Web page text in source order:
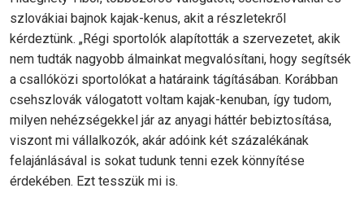
szlovákiai bajnok kajak-kenus, akit a részletekről
kérdeztünk. „Régi sportolók alapították a szervezetet, akik
nem tudták nagyobb álmainkat megvalósítani, hogy segítsék
a csallóközi sportolókat a határaink tágításában. Korábban
csehszlovák válogatott voltam kajak-kenuban, így tudom,
milyen nehézségekkel jár az anyagi háttér bebiztosítása,
viszont mi vállalkozók, akár adóink két százalékának
felajánlásával is sokat tudunk tenni ezek könnyítése
érdekében. Ezt tesszük mi is.